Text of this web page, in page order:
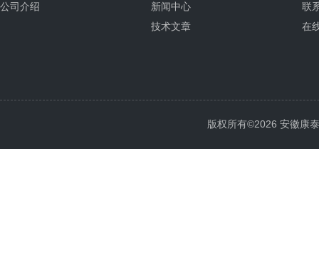
公司介绍
新闻中心
技术文章
联
在
版权所有©2026 安徽康